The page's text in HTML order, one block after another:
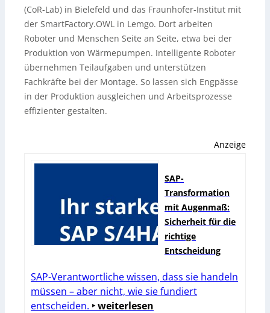
(CoR-Lab) in Bielefeld und das Fraunhofer-Institut mit
der SmartFactory.OWL in Lemgo. Dort arbeiten
Roboter und Menschen Seite an Seite, etwa bei der
Produktion von Wärmepumpen. Intelligente Roboter
übernehmen Teilaufgaben und unterstützen
Fachkräfte bei der Montage. So lassen sich Engpässe
in der Produktion ausgleichen und Arbeitsprozesse
effizienter gestalten.
Anzeige
SAP-
Transformation
mit Augenmaß:
Sicherheit für die
richtige
Entscheidung
SAP-Verantwortliche wissen, dass sie handeln
müssen – aber nicht, wie sie fundiert
entscheiden. ‣ weiterlesen